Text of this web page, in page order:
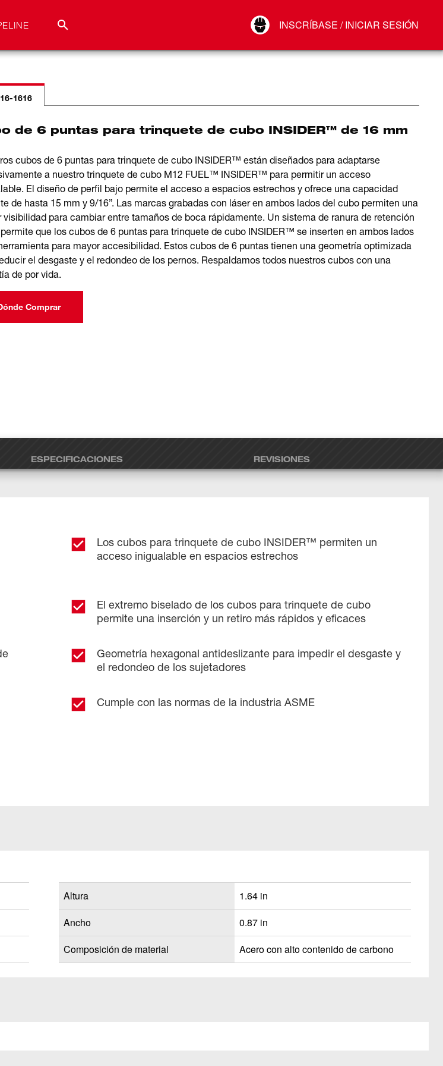
INSCRÍBASE / INICIAR SESIÓN
Conectar
1616
de 6 puntas para trinquete de cubo INSIDER™ de 16 mm
cubos de 6 puntas para trinquete de cubo INSIDER™ están diseñados para adaptarse
a nuestro trinquete de cubo M12 FUEL™ INSIDER™ para permitir un acceso
El diseño de perfil bajo permite el acceso a espacios estrechos y ofrece una capacidad
de hasta 15 mm y 9/16”. Las marcas grabadas con láser en ambos lados del cubo permiten una
visibilidad para cambiar entre tamaños de boca rápidamente. Un sistema de ranura de retención
que los cubos de 6 puntas para trinquete de cubo INSIDER™ se inserten en ambos lados
para mayor accesibilidad. Estos cubos de 6 puntas tienen una geometría optimizada
el desgaste y el redondeo de los pernos. Respaldamos todos nuestros cubos con una
de por vida.
Comprar
ESPECIFICACIONES REVISIONES
Los cubos para trinquete de cubo INSIDER™ permiten un
acceso inigualable en espacios estrechos
El extremo biselado de los cubos para trinquete de cubo
permite una inserción y un retiro más rápidos y eficaces
Geometría hexagonal antideslizante para impedir el desgaste y
el redondeo de los sujetadores
Cumple con las normas de la industria ASME
Altura
1.64 in
Ancho
0.87 in
Composición de material
Acero con alto contenido de carbono